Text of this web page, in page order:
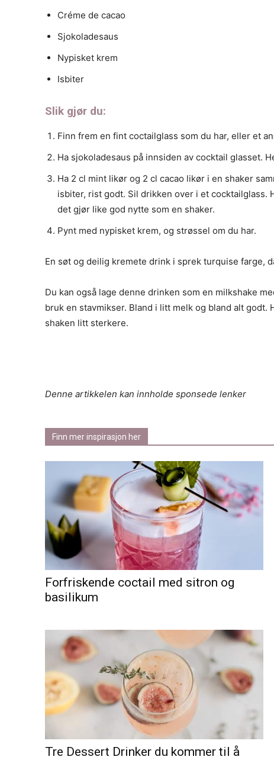
Créme de cacao
Sjokoladesaus
Nypisket krem
Isbiter
Slik gjør du:
Finn frem en fint coctailglass som du har, eller et
Ha sjokoladesaus på innsiden av cocktail glasset.
Ha 2 cl mint likør og 2 cl cacao likør i en shaker
isbiter, rist godt. Sil drikken over i et cocktailglass.
det gjør like god nytte som en shaker.
Pynt med nypisket krem, og strøssel om du har.
En søt og deilig kremete drink i sprek turquise farge,
Du kan også lage denne drinken som en milkshake
bruk en stavmikser. Bland i litt melk og bland alt
shaken litt sterkere.
Denne artikkelen kan innholde sponsede lenker
Finn mer inspirasjon her
Forfriskende coctail med sitron og
basilikum
Tre Dessert Drinker du kommer til å